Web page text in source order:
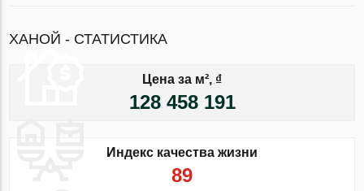
ХАНОЙ - СТАТИСТИКА
Цена за м², ₫
128 458 191
Индекс качества жизни
89